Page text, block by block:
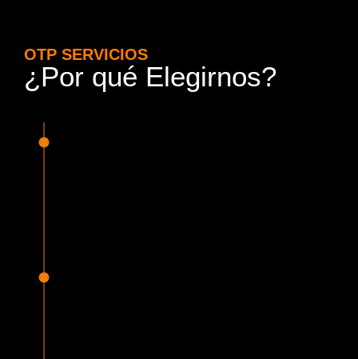
OTP SERVICIOS
¿Por qué Elegirnos?